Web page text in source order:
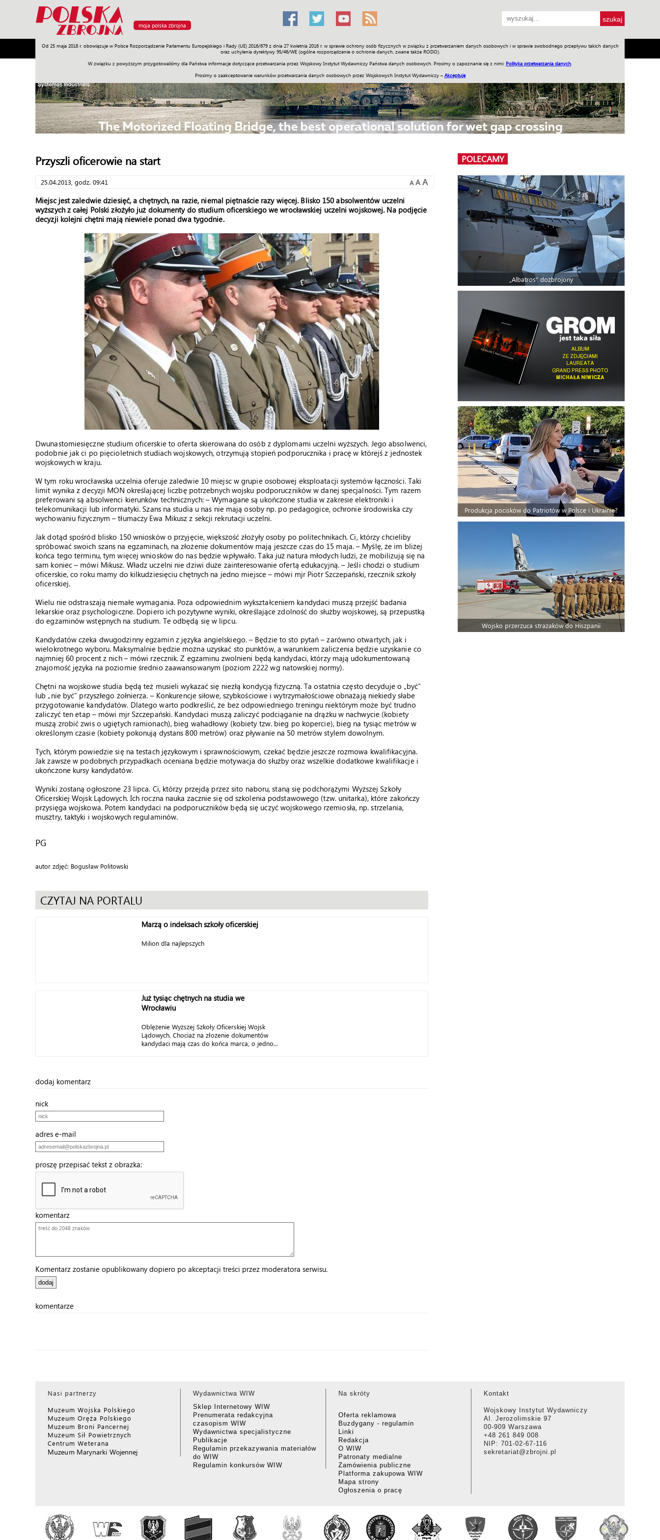
moja polska zbrojna
Od 25 maja 2018 r. obowiązuje w Polsce Rozporządzenie Parlamentu Europejskiego i Rady (UE) 2016/679 z dnia 27 kwietnia 2016 r. w sprawie ochrony osób fizycznych w związku z przetwarzaniem danych osobowych i w sprawie swobodnego przepływu takich danych
oraz uchylenia dyrektywy 95/46/WE (ogólne rozporządzenie o ochronie danych, zwane także RODO).
W związku z powyższym przygotowaliśmy dla Państwa informacje dotyczące przetwarzania przez Wojskowy Instytut Wydawniczy Państwa danych osobowych. Prosimy o zapoznanie się z nimi: Polityka przetwarzania danych
Prosimy o zaakceptowanie warunków przetwarzania danych osobowych przez Wojskowych Instytut Wydawniczy – Akceptuję
Armia Poligon Sprzęt Misje Polityka Prawo Świat Społeczność Sport Historia Galerie Wideo ENGLISH SKLEP Jednodniówki Praca w WIW
Przyszli oficerowie na start
25.04.2013, godz. 09:41 A A A
Miejsc jest zaledwie dziesięć, a chętnych, na razie, niemal piętnaście razy więcej. Blisko 150 absolwentów uczelni
wyższych z całej Polski złożyło już dokumenty do studium oficerskiego we wrocławskiej uczelni wojskowej. Na podjęcie
decyzji kolejni chętni mają niewiele ponad dwa tygodnie.
Dwunastomiesięczne studium oficerskie to oferta skierowana do osób z dyplomami uczelni wyższych. Jego absolwenci,
podobnie jak ci po pięcioletnich studiach wojskowych, otrzymują stopień podporucznika i pracę w którejś z jednostek
wojskowych w kraju.
W tym roku wrocławska uczelnia oferuje zaledwie 10 miejsc w grupie osobowej eksploatacji systemów łączności. Taki
limit wynika z decyzji MON określającej liczbę potrzebnych wojsku podporuczników w danej specjalności. Tym razem
preferowani są absolwenci kierunków technicznych: – Wymagane są ukończone studia w zakresie elektroniki i
telekomunikacji lub informatyki. Szans na studia u nas nie mają osoby np. po pedagogice, ochronie środowiska czy
wychowaniu fizycznym – tłumaczy Ewa Mikusz z sekcji rekrutacji uczelni.
Jak dotąd spośród blisko 150 wniosków o przyjęcie, większość złożyły osoby po politechnikach. Ci, którzy chcieliby
spróbować swoich szans na egzaminach, na złożenie dokumentów mają jeszcze czas do 15 maja. – Myślę, że im bliżej
końca tego terminu, tym więcej wniosków do nas będzie wpływało. Taka już natura młodych ludzi, że mobilizują się na
sam koniec – mówi Mikusz. Władz uczelni nie dziwi duże zainteresowanie ofertą edukacyjną. – Jeśli chodzi o studium
oficerskie, co roku mamy do kilkudziesięciu chętnych na jedno miejsce – mówi mjr Piotr Szczepański, rzecznik szkoły
oficerskiej.
Wielu nie odstraszają niemałe wymagania. Poza odpowiednim wykształceniem kandydaci muszą przejść badania
lekarskie oraz psychologiczne. Dopiero ich pozytywne wyniki, określające zdolność do służby wojskowej, są przepustką
do egzaminów wstępnych na studium. Te odbędą się w lipcu.
Kandydatów czeka dwugodzinny egzamin z języka angielskiego. – Będzie to sto pytań – zarówno otwartych, jak i
wielokrotnego wyboru. Maksymalnie będzie można uzyskać sto punktów, a warunkiem zaliczenia będzie uzyskanie co
najmniej 60 procent z nich – mówi rzecznik. Z egzaminu zwolnieni będą kandydaci, którzy mają udokumentowaną
znajomość języka na poziomie średnio zaawansowanym (poziom 2222 wg natowskiej normy).
Chętni na wojskowe studia będą też musieli wykazać się niezłą kondycją fizyczną. Ta ostatnia często decyduje o „być”
lub „nie być” przyszłego żołnierza. – Konkurencje siłowe, szybkościowe i wytrzymałościowe obnażają niekiedy słabe
przygotowanie kandydatów. Dlatego warto podkreślić, że bez odpowiedniego treningu niektórym może być trudno
zaliczyć ten etap – mówi mjr Szczepański. Kandydaci muszą zaliczyć podciąganie na drążku w nachwycie (kobiety
muszą zrobić zwis o ugiętych ramionach), bieg wahadłowy (kobiety tzw. bieg po kopercie), bieg na tysiąc metrów w
określonym czasie (kobiety pokonują dystans 800 metrów) oraz pływanie na 50 metrów stylem dowolnym.
Tych, którym powiedzie się na testach językowym i sprawnościowym, czekać będzie jeszcze rozmowa kwalifikacyjna.
Jak zawsze w podobnych przypadkach oceniana będzie motywacja do służby oraz wszelkie dodatkowe kwalifikacje i
ukończone kursy kandydatów.
Wyniki zostaną ogłoszone 23 lipca. Ci, którzy przejdą przez sito naboru, staną się podchorążymi Wyższej Szkoły
Oficerskiej Wojsk Lądowych. Ich roczna nauka zacznie się od szkolenia podstawowego (tzw. unitarka), które zakończy
przysięga wojskowa. Potem kandydaci na podporuczników będą się uczyć wojskowego rzemiosła, np. strzelania,
musztry, taktyki i wojskowych regulaminów.
PG
autor zdjęć: Bogusław Politowski
CZYTAJ NA PORTALU
Marzą o indeksach szkoły oficerskiej
Milion dla najlepszych
Już tysiąc chętnych na studia we
Wrocławiu
Oblężenie Wyższej Szkoły Oficerskiej Wojsk
Lądowych. Chociaż na złożenie dokumentów
kandydaci mają czas do końca marca, o jedno...
dodaj komentarz
nick
adres e-mail
proszę przepisać tekst z obrazka:
komentarz
Komentarz zostanie opublikowany dopiero po akceptacji treści przez moderatora serwisu.
komentarze
POLECAMY
„Albatros” dozbrojony
Produkcja pocisków do Patriotów w Polsce i Ukrainie?
Wojsko przerzuca strażaków do Hiszpanii
Nasi partnerzy
Muzeum Wojska Polskiego
Muzeum Oręża Polskiego
Muzeum Broni Pancernej
Muzeum Sił Powietrznych
Centrum Weterana
Muzeum Marynarki Wojennej
Wydawnictwa WIW
Sklep Internetowy WIW
Prenumerata redakcyjna
czasopism WIW
Wydawnictwa specjalistyczne
Publikacje
Regulamin przekazywania materiałów
do WIW
Regulamin konkursów WIW
Na skróty
Oferta reklamowa
Buzdygany - regulamin
Linki
Redakcja
O WIW
Patronaty medialne
Zamówienia publiczne
Platforma zakupowa WIW
Mapa strony
Ogłoszenia o pracę
Kontakt
Wojskowy Instytut Wydawniczy
Al. Jerozolimskie 97
00-909 Warszawa
+48 261 849 008
NIP: 701-02-67-116
sekretariat@zbrojni.pl